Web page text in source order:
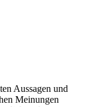
Aussagen und
Meinungen